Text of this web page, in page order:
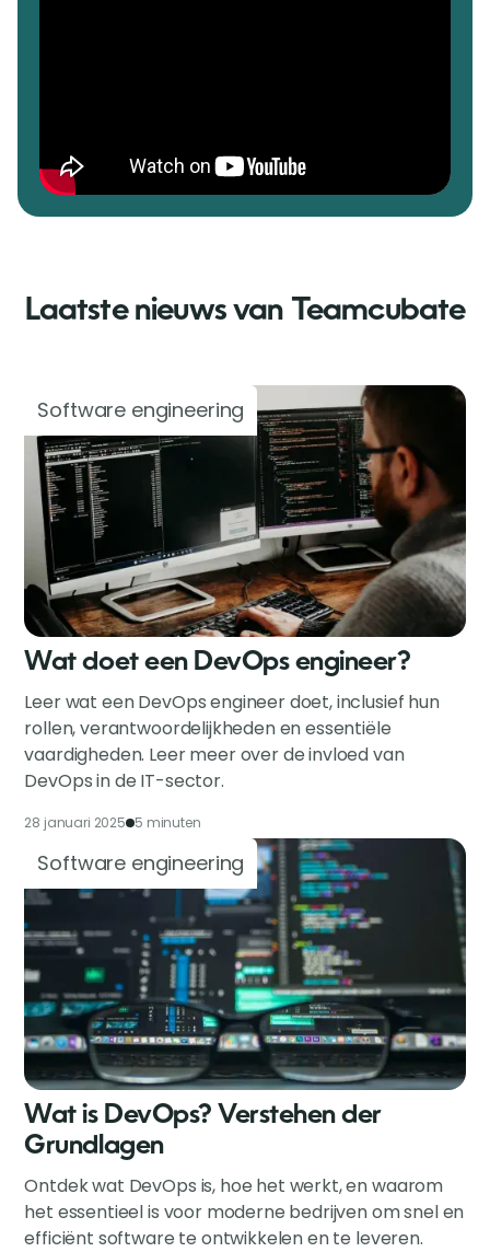
Laatste nieuws van Teamcubate
Software engineering
Wat doet een DevOps engineer?
Leer wat een DevOps engineer doet, inclusief hun
rollen, verantwoordelijkheden en essentiële
vaardigheden. Leer meer over de invloed van
DevOps in de IT-sector.
28 januari 2025 5 minuten
Software engineering
Wat is DevOps? Verstehen der
Grundlagen
Ontdek wat DevOps is, hoe het werkt, en waarom
het essentieel is voor moderne bedrijven om snel en
efficiënt software te ontwikkelen en te leveren.